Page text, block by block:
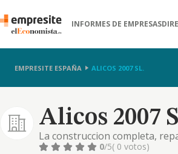
INFORMES DE EMPRESAS
EMPRESITE ESPAÑA ALICOS 2007 SL.
Alicos 2007
La construccion completa,
0/5( 0 votos)